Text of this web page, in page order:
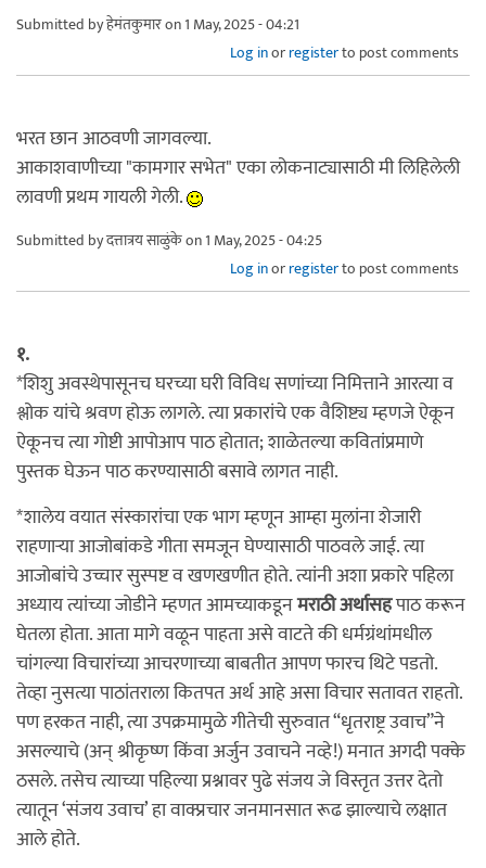
Submitted byहेमंतकुमारon 1 May, 2025 - 04:21
Log inorregisterto post comments
भरत छान आठवणी जागवल्या.
आकाशवाणीच्या "कामगार सभेत" एका लोकनाट्यासाठी मी लिहिलेली
लावणी प्रथम गायली गेली.
Submitted byदत्तात्रय साळुंकेon 1 May, 2025 - 04:25
Log inorregisterto post comments
१.
*शिशु अवस्थेपासूनच घरच्या घरी विविध सणांच्या निमित्ताने आरत्या व
श्लोक यांचे श्रवण होऊ लागले. त्या प्रकारांचे एक वैशिष्ट्य म्हणजे ऐकून
ऐकूनच त्या गोष्टी आपोआप पाठ होतात; शाळेतल्या कवितांप्रमाणे
पुस्तक घेऊन पाठ करण्यासाठी बसावे लागत नाही.
*शालेय वयात संस्कारांचा एक भाग म्हणून आम्हा मुलांना शेजारी
राहणाऱ्या आजोबांकडे गीता समजून घेण्यासाठी पाठवले जाई. त्या
आजोबांचे उच्चार सुस्पष्ट व खणखणीत होते. त्यांनी अशा प्रकारे पहिला
अध्याय त्यांच्या जोडीने म्हणत आमच्याकडूनमराठी अर्थासहपाठ करून
घेतला होता. आता मागे वळून पाहता असे वाटते की धर्मग्रंथांमधील
चांगल्या विचारांच्या आचरणाच्या बाबतीत आपण फारच थिटे पडतो.
तेव्हा नुसत्या पाठांतराला कितपत अर्थ आहे असा विचार सतावत राहतो.
पण हरकत नाही, त्या उपक्रमामुळे गीतेची सुरुवात “धृतराष्ट्र उवाच”ने
असल्याचे (अन् श्रीकृष्ण किंवा अर्जुन उवाचने नव्हे!) मनात अगदी पक्के
ठसले. तसेच त्याच्या पहिल्या प्रश्नावर पुढे संजय जे विस्तृत उत्तर देतो
त्यातून ‘संजय उवाच’ हा वाक्प्रचार जनमानसात रूढ झाल्याचे लक्षात
आले होते.